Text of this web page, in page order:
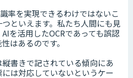
率を実現できるわけではないこ
といえます。私たち人間にも見
を活用したOCRであっても誤認
はあるのです。
書きで記されている傾向にあ
は対応していないというケー